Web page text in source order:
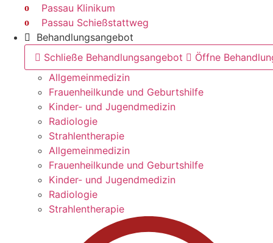
Passau Klinikum
Passau Schießstattweg
Behandlungsangebot
Schließe Behandlungsangebot
Öffne
Allgemeinmedizin
Frauenheilkunde und Geburtshilfe
Kinder- und Jugendmedizin
Radiologie
Strahlentherapie
Allgemeinmedizin
Frauenheilkunde und Geburtshilfe
Kinder- und Jugendmedizin
Radiologie
Strahlentherapie